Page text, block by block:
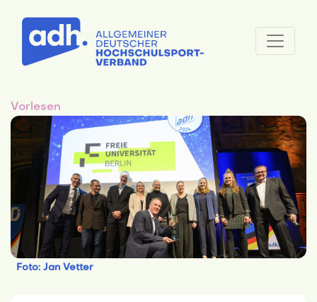
Vorlesen
Foto: Jan Vetter